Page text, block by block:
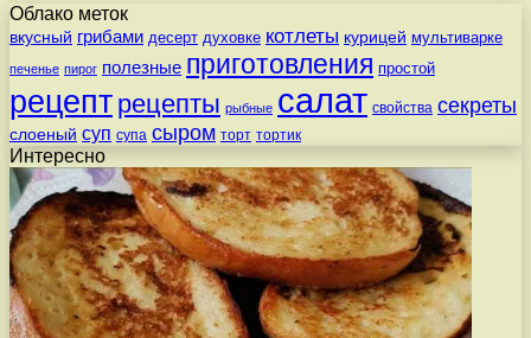
Облако меток
вкусный грибами десерт духовке котлеты курицей мультиварке
печенье пирог полезные приготовления простой
рецепт рецепты рыбные салат свойства секреты
слоеный суп супа сыром торт тортик
Интересно